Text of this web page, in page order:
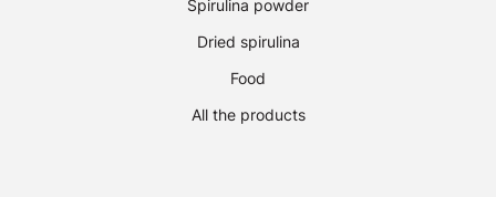
Spirulina powder
Dried spirulina
Food
All the products